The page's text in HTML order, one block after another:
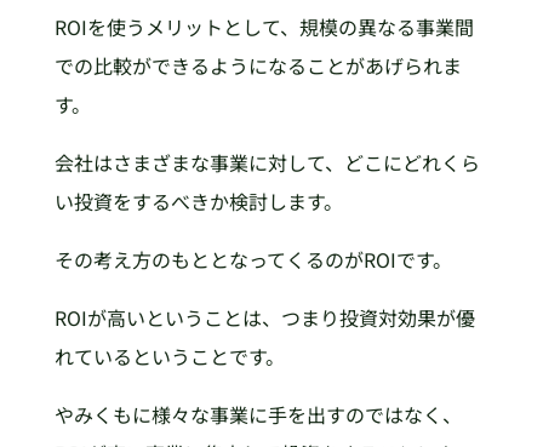
ROIを使うメリットとして、規模の異なる事業間
での比較ができるようになることがあげられま
す。
会社はさまざまな事業に対して、どこにどれくら
い投資をするべきか検討します。
その考え方のもととなってくるのがROIです。
ROIが高いということは、つまり投資対効果が優
れているということです。
やみくもに様々な事業に手を出すのではなく、